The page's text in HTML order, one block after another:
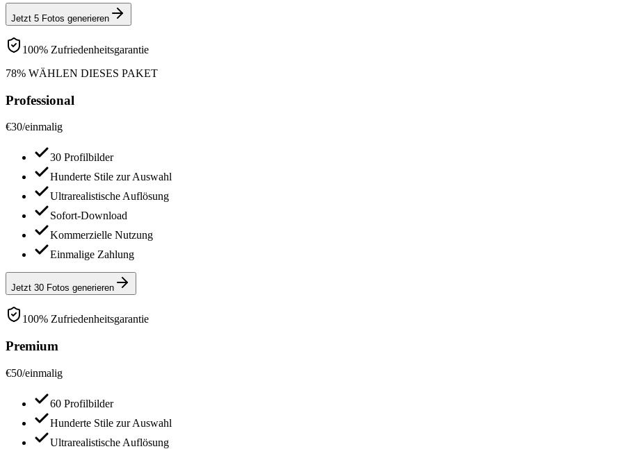
Jetzt 5 Fotos generieren
100% Zufriedenheitsgarantie
78% WÄHLEN DIESES PAKET
Professional
€30/einmalig
30 Profilbilder
Hunderte Stile zur Auswahl
Ultrarealistische Auflösung
Sofort-Download
Kommerzielle Nutzung
Einmalige Zahlung
Jetzt 30 Fotos generieren
100% Zufriedenheitsgarantie
Premium
€50/einmalig
60 Profilbilder
Hunderte Stile zur Auswahl
Ultrarealistische Auflösung